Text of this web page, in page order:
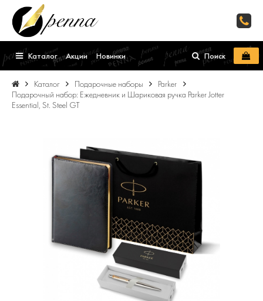
Каталог Акции Новинки Поиск
Каталог Подарочные наборы
Parker
Подарочный набор: Ежедневник и Шариковая ручка Parker Jotter
Essential, St. Steel GT